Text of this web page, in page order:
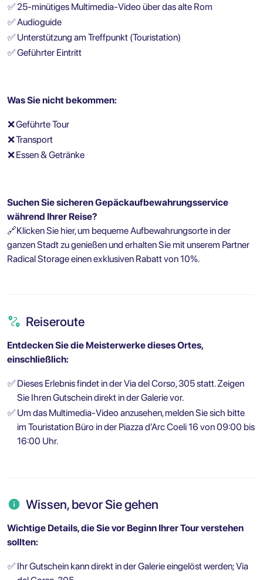
✅ 25-minütiges Multimedia-Video über das alte Rom
✅Audioguide
✅ Unterstützung am Treffpunkt (Touristation)
✅Geführter Eintritt
Was Sie nicht bekommen:
❌Geführte Tour
❌Transport
❌Essen & Getränke
Suchen Sie sicheren Gepäckaufbewahrungsservice
während Ihrer Reise?
🔗Klicken Sie hier, um bequeme Aufbewahrungsorte in der
ganzen Stadt zu genießen und erhalten Sie mit unserem Partner
Radical Storage einen exklusiven Rabatt von 10%.
Reiseroute
Entdecken Sie die Meisterwerke dieses Ortes,
einschließlich:
✅ Dieses Erlebnis findet in der Via del Corso, 305 statt. Zeigen
Sie Ihren Gutschein direkt in der Galerie vor.
✅ Um das Multimedia-Video anzusehen, melden Sie sich bitte
im Touristation Büro in der Piazza d’Arc Coeli 16 von 09:00 bis
16:00 Uhr.
Wissen, bevor Sie gehen
Wichtige Details, die Sie vor Beginn Ihrer Tour verstehen
sollten:
✅ Ihr Gutschein kann direkt in der Galerie eingelöst werden; Via